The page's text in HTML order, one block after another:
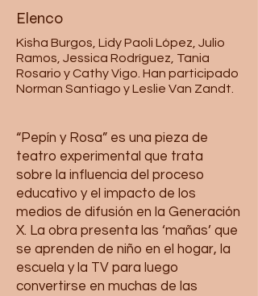
Elenco
Kisha Burgos, Lidy Paoli López, Julio
Ramos, Jessica Rodríguez, Tania
Rosario y Cathy Vigo. Han participado
Norman Santiago y Leslie Van Zandt.
“Pepín y Rosa” es una pieza de
teatro experimental que trata
sobre la influencia del proceso
educativo y el impacto de los
medios de difusión en la Generación
X. La obra presenta las ‘mañas’ que
se aprenden de niño en el hogar, la
escuela y la TV para luego
convertirse en muchas de las